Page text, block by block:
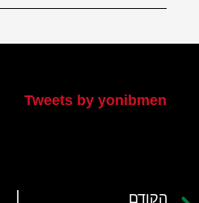
Tweets by yonibmen
הקודם